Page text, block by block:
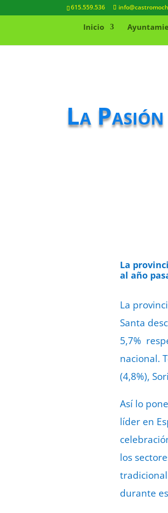
615.559.536
Inicio
La
La
al año
La
Santa
5,7%
nacional.
(4,8%),
Así lo
líder en
los
durante